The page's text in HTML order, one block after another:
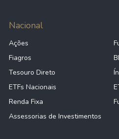
Nacional
Ações
Fiagros
Tesouro Direto
ETFs Nacionais
Renda Fixa
Assessorias de Investimentos